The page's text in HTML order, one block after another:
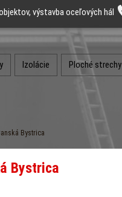
výstavba oceľových hál
Izolácie Ploché strechy
Bystrica
Bystrica